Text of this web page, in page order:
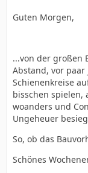
Guten Morgen,
...von der großen
Abstand, vor paar
Schienenkreise
bisschen spielen,
woanders und
Ungeheuer
So, ob das
Schönes